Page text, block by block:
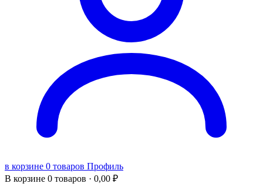
в корзине 0 товаров Профиль
В корзине 0 товаров · 0,00 ₽